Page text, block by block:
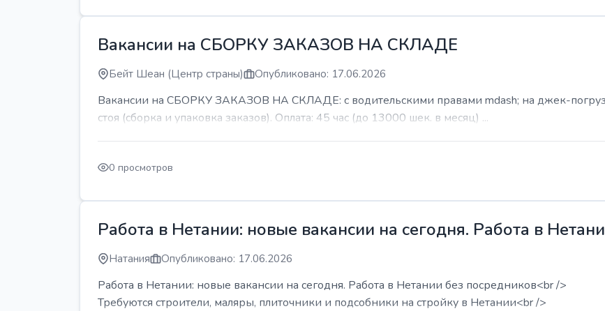
Вакансии на СБОРКУ ЗАКАЗОВ НА СКЛАДЕ
Бейт Шеан (Центр страны) Опубликовано: 17.06.2026
Вакансии на СБОРКУ ЗАКАЗОВ НА СКЛАДЕ: с водительскими правами mdash; на джек-
стоя (сборка и упаковка заказов). Оплата: 45 час (до 13000 шек. в месяц) ...
0 просмотров
Работа в Нетании: новые вакансии на сегодня. Работа в
Натания Опубликовано: 17.06.2026
Работа в Нетании: новые вакансии на сегодня. Работа в Нетании без посредников<br />
Требуются строители, маляры, плиточники и подсобники на стройку в Нетании<br />